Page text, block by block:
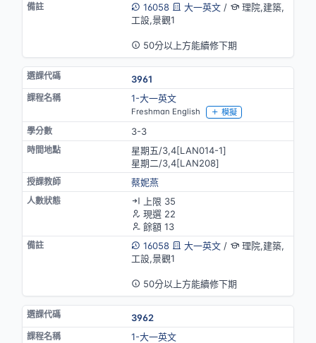
16058
大一英文/
理院,建築,
工設,景觀1
50分以上方能續修下期
3961
1-大一英文
Freshman English 模擬
3-3
星期五/3,4[LAN014-1]
星期二/3,4[LAN208]
蔡妮燕
上限 35
現選 22
餘額 13
16058
大一英文/
理院,建築,
工設,景觀1
50分以上方能續修下期
3962
1-大一英文